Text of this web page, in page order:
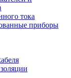
тока
приборы